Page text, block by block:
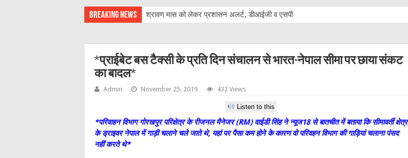
Breaking News श्रावण मास को लेकर प्रशासन अलर्ट, डीआईजी व एसपी ने पंचमुखी शिव मंदिर
*प्राईबेट बस टैक्सी के प्रति दिन संचालन से भारत-नेपाल सीमा पर छाया संकट
का बादल*
Admin November 25, 2019 432 Views
Listen to this
*परिवाहन विभाग गोरखपुर परिक्षेत्र के रीजनल मैनेजर (RM) वाईडी सिंह ने न्यूज18 से बातचीत में बताया कि सीमावर्ती क्षेत्र
के ड्राइवर नेपाल में गाड़ी चलाने चले जाते थे, यहां पर पैसा कम होने के कारण वो परिवहन विभाग की गाड़ियां चलाना पंसद
नहीं करते थे*